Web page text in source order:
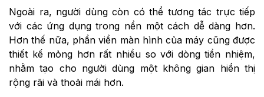
Ngoài ra, người dùng còn có thể tương tác trực tiếp
với các ứng dụng trong nền một cách dễ dàng hơn.
Hơn thế nữa, phần viền màn hình của máy cũng được
thiết kế mỏng hơn rất nhiều so với dòng tiền nhiệm,
nhằm tạo cho người dùng một không gian hiển thị
rộng rãi và thoải mái hơn.